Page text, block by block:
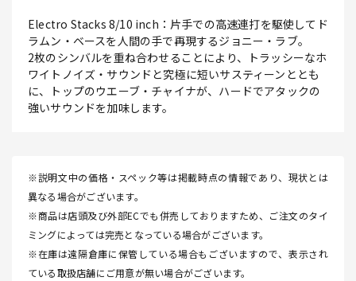
Electro Stacks 8/10 inch：片手での高速連打を駆使してド
ラムン・ベースを人間の手で再現するジョニー・ラブ。
2枚のシンバルを重ね合わせることにより、トラッシーなホ
ワイトノイズ・サウンドと究極に短いサスティーンととも
に、トップのウエーブ・チャイナが、ハードでアタックの
強いサウンドを加味します。
※説明文中の価格・スペック等は掲載時点の情報であり、現状とは
異なる場合がございます。
※商品は店頭及び外部ECでも併売しておりますため、ご注文のタイ
ミングによっては完売となっている場合がございます。
※在庫は遠隔倉庫に保管している場合もございますので、表示され
ている取扱店舗にご用意が無い場合がございます。